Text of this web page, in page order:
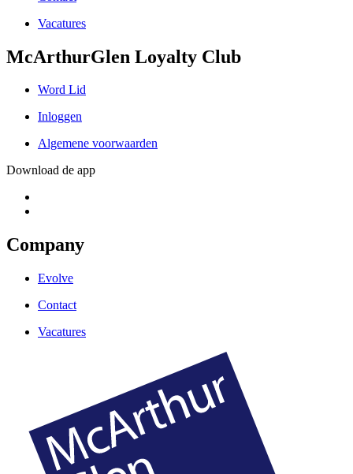
Vacatures
McArthurGlen Loyalty Club
Word Lid
Inloggen
Algemene voorwaarden
Download de app
Company
Evolve
Contact
Vacatures